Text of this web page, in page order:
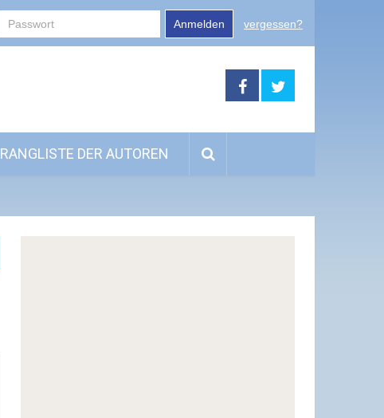
Anmelden vergessen?
RANGLISTE DER AUTOREN